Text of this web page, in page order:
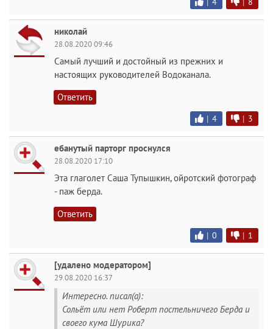
николай
28.08.2020 09:46
Самый лучший и достойный из прежних и
настоящих руководителей Водоканала.
Ответить
| 4 | 3
ебанутый парторг проснулся
28.08.2020 17:10
Эта глаголет Саша Тупышкин, ойротский фотограф
- паж берда.
Ответить
| 0 | 1
[удалено модератором]
29.08.2020 16:37
Интересно. писал(а):
Сольёт или нет Роберт постельничего Берда и
своего кума Шурика?